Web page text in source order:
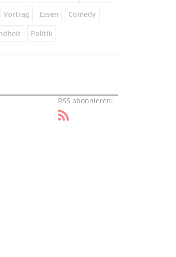
Vortrag Essen Comedy
Politik
RSS abonnieren: